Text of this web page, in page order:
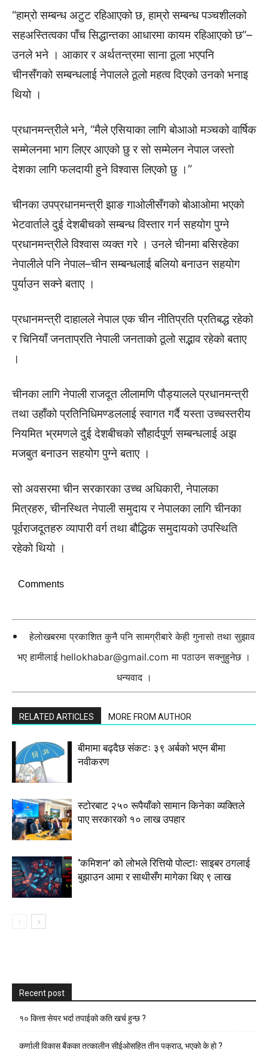
“हाम्रो सम्बन्ध अटुट रहिआएको छ, हाम्रो सम्बन्ध पञ्चशीलको
सहअस्तित्वका पाँच सिद्धान्तका आधारमा कायम रहिआएको छ”–
उनले भने । आकार र अर्थतन्त्रमा साना ठूला भएपनि
चीनसँगको सम्बन्धलाई नेपालले ठूलो महत्व दिएको उनको भनाइ
थियो ।
प्रधानमन्त्रीले भने, “मैले एसियाका लागि बोआओ मञ्चको वार्षिक
सम्मेलनमा भाग लिएर आएको छु र सो सम्मेलन नेपाल जस्तो
देशका लागि फलदायी हुने विश्वास लिएको छु ।”
चीनका उपप्रधानमन्त्री झाङ गाओलीसँगको बोआओमा भएको
भेटवार्ताले दुई देशबीचको सम्बन्ध विस्तार गर्न सहयोग पुग्ने
प्रधानमन्त्रीले विश्वास व्यक्त गरे । उनले चीनमा बसिरहेका
नेपालीले पनि नेपाल–चीन सम्बन्धलाई बलियो बनाउन सहयोग
पुर्याउन सक्ने बताए ।
प्रधानमन्त्री दाहालले नेपाल एक चीन नीतिप्रति प्रतिबद्ध रहेको
र चिनियाँ जनताप्रति नेपाली जनताको ठूलो सद्भाव रहेको बताए
।
चीनका लागि नेपाली राजदूत लीलामणि पौड्यालले प्रधानमन्त्री
तथा उहाँको प्रतिनिधिमण्डललाई स्वागत गर्दै यस्ता उच्चस्तरीय
नियमित भ्रमणले दुई देशबीचको सौहार्दपूर्ण सम्बन्धलाई अझ
मजबुत बनाउन सहयोग पुग्ने बताए ।
सो अवसरमा चीन सरकारका उच्च अधिकारी, नेपालका
मित्रहरु, चीनस्थित नेपाली समुदाय र नेपालका लागि चीनका
पूर्वराजदूतहरु व्यापारी वर्ग तथा बौद्धिक समुदायको उपस्थिति
रहेको थियो ।
Comments
हेलोखबरमा प्रकाशित कुनै पनि सामग्रीबारे केही गुनासो तथा सुझाव
भए हामीलाई hellokhabar@gmail.com मा पठाउन सक्नुहुनेछ ।
धन्यवाद ।
RELATED ARTICLES MORE FROM AUTHOR
बीमामा बढ्दैछ संकटः ३९ अर्बको भएन बीमा
नवीकरण
स्टाेरबाट २५० रूपैयाँको सामान किनेका व्यक्तिले
पाए सरकारको १० लाख उपहार
‘कमिशन’ को लोभले रित्तियो पोल्टाः साइबर ठगलाई
बुझाउन आमा र साथीसँग मागेका थिए ९ लाख
Recent post
१० कित्ता सेयर भर्दा तपाईको कति खर्च हुन्छ ?
कर्णाली विकास बैंकका तत्कालीन सीईओसहित तीन पक्राउ, भएकाे के हाे ?